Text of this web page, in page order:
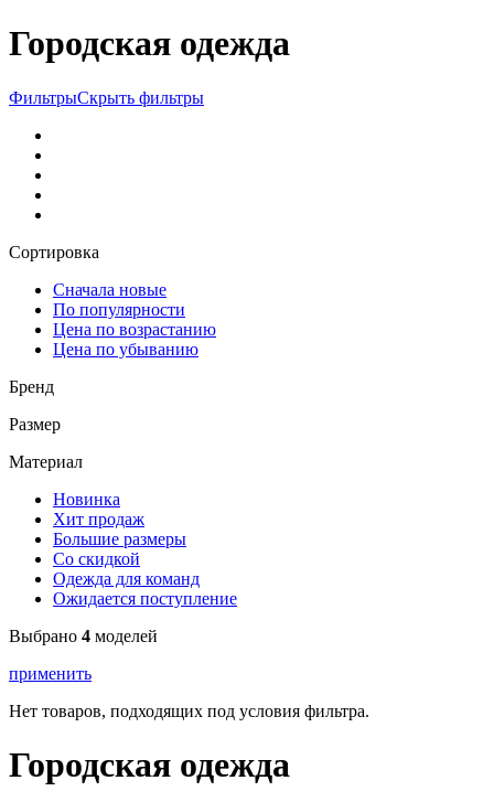
Городская одежда
ФильтрыСкрыть фильтры
Сортировка
Сначала новые
По популярности
Цена по возрастанию
Цена по убыванию
Бренд
Размер
Материал
Новинка
Хит продаж
Большие размеры
Со скидкой
Одежда для команд
Ожидается поступление
Выбрано 4 моделей
применить
Нет товаров, подходящих под условия фильтра.
Городская одежда